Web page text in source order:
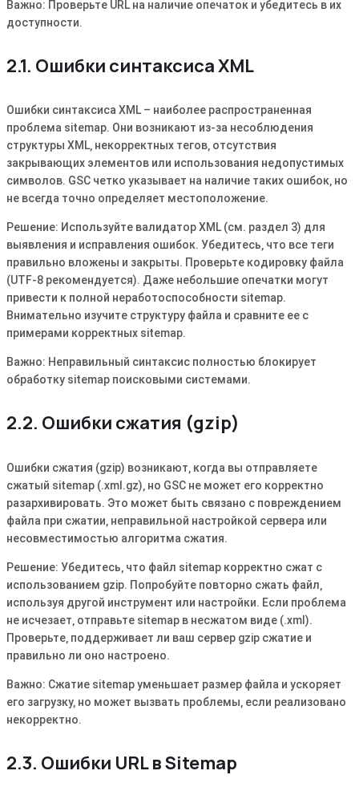
Важно: Проверьте URL на наличие опечаток и убедитесь в их
доступности.
2.1. Ошибки синтаксиса XML
Ошибки синтаксиса XML – наиболее распространенная
проблема sitemap. Они возникают из-за несоблюдения
структуры XML‚ некорректных тегов‚ отсутствия
закрывающих элементов или использования недопустимых
символов. GSC четко указывает на наличие таких ошибок‚ но
не всегда точно определяет местоположение.
Решение: Используйте валидатор XML (см. раздел 3) для
выявления и исправления ошибок. Убедитесь‚ что все теги
правильно вложены и закрыты. Проверьте кодировку файла
(UTF-8 рекомендуется). Даже небольшие опечатки могут
привести к полной неработоспособности sitemap.
Внимательно изучите структуру файла и сравните ее с
примерами корректных sitemap.
Важно: Неправильный синтаксис полностью блокирует
обработку sitemap поисковыми системами.
2.2. Ошибки сжатия (gzip)
Ошибки сжатия (gzip) возникают‚ когда вы отправляете
сжатый sitemap (.xml.gz)‚ но GSC не может его корректно
разархивировать. Это может быть связано с повреждением
файла при сжатии‚ неправильной настройкой сервера или
несовместимостью алгоритма сжатия.
Решение: Убедитесь‚ что файл sitemap корректно сжат с
использованием gzip. Попробуйте повторно сжать файл‚
используя другой инструмент или настройки. Если проблема
не исчезает‚ отправьте sitemap в несжатом виде (.xml).
Проверьте‚ поддерживает ли ваш сервер gzip сжатие и
правильно ли оно настроено.
Важно: Сжатие sitemap уменьшает размер файла и ускоряет
его загрузку‚ но может вызвать проблемы‚ если реализовано
некорректно.
2.3. Ошибки URL в Sitemap